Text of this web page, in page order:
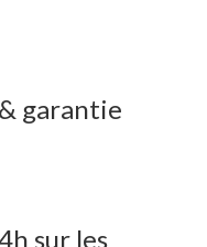
garantie
sur les